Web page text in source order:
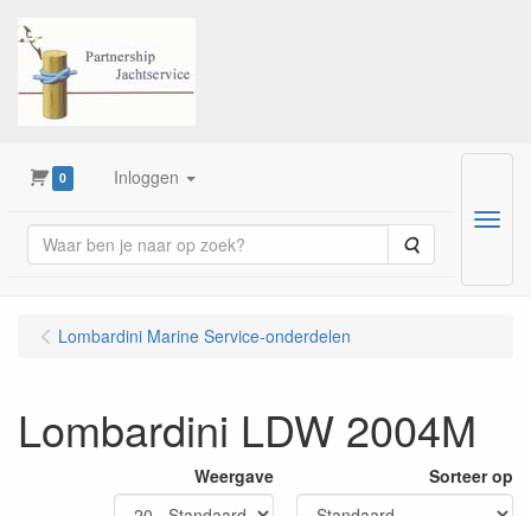
0 Inloggen
Zoeken
Menu
Lombardini Marine Service-onderdelen
Lombardini LDW 2004M
Weergave Sorteer op